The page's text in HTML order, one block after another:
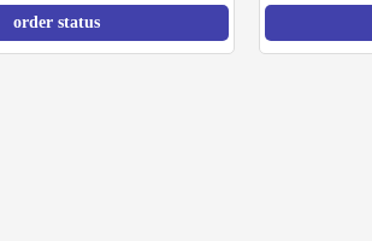
order status